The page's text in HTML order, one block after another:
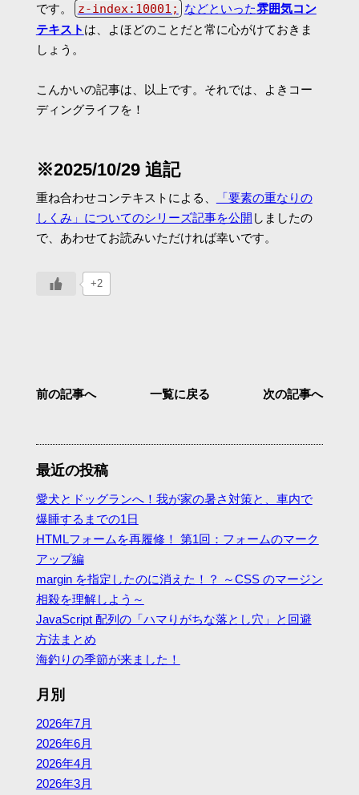
です。
z-index:10001; などといった雰囲気コン
テキスト は、よほどのことだと常に心がけておきま
しょう。
こんかいの記事は、以上です。それでは、よきコー
ディングライフを！
※2025/10/29 追記
重ね合わせコンテキストによる、
「要素の重なりの
しくみ」についてのシリーズ記事を公開 しましたの
で、あわせてお読みいただければ幸いです。
+2
前の記事へ 一覧に戻る 次の記事へ
最近の投稿
愛犬とドッグランへ！我が家の暑さ対策と、車内で
爆睡するまでの1日
HTMLフォームを再履修！ 第1回：フォームのマーク
アップ編
margin を指定したのに消えた！？ ～CSS のマージン
相殺を理解しよう～
JavaScript 配列の「ハマりがちな落とし穴」と回避
方法まとめ
海釣りの季節が来ました！
月別
2026年7月
2026年6月
2026年4月
2026年3月